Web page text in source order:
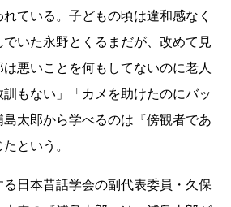
ている。子どもの頃は違和感なく
でいた永野とくるまだが、改めて見
悪いことを何もしてないのに老人
もない」「カメを助けたのにバッ
島太郎から学べるのは『傍観者であ
という。
日本昔話学会の副代表委員・久保